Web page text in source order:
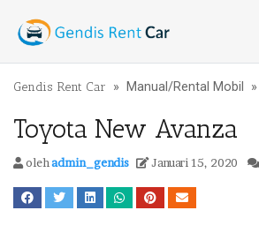
Gendis Rent Car » Manual/Rental Mobil »
Toyota New Avanza
olehadmin_gendis Januari 15, 2020